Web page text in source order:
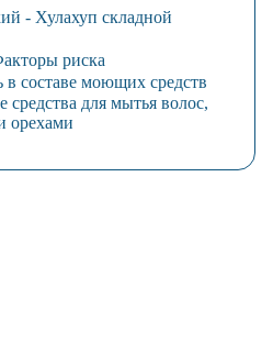
- Хулахуп складной
риска
составе моющих средств
для мытья волос,
орехами